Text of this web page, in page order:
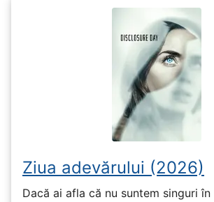
Ziua adevărului (2026)
Dacă ai afla că nu suntem singuri în